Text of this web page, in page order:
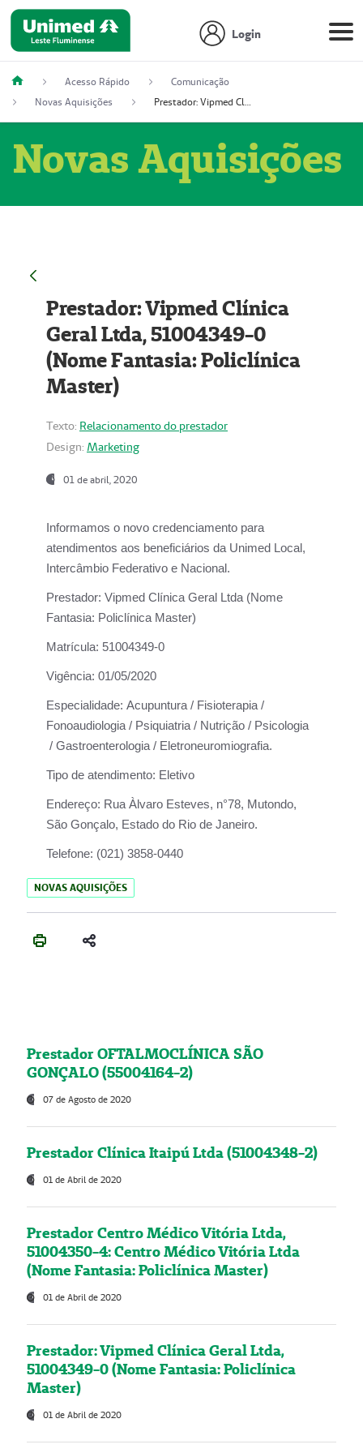
Login
Acesso Rápido
Comunicação
Novas Aquisições
Prestador: Vipmed Clínica Geral Ltda, 51004349-0 (Nome Fantasia: Policlínica Master)
Novas Aquisições
Prestador: Vipmed Clínica
Geral Ltda, 51004349-0
(Nome Fantasia: Policlínica
Master)
Texto: Relacionamento do prestador
Design: Marketing
01 de abril, 2020
Informamos o novo credenciamento para
atendimentos aos beneficiários da Unimed Local,
Intercâmbio Federativo e Nacional.
Prestador: Vipmed Clínica Geral Ltda (Nome
Fantasia: Policlínica Master)
Matrícula: 51004349-0
Vigência: 01/05/2020
Especialidade: Acupuntura / Fisioterapia /
Fonoaudiologia / Psiquiatria / Nutrição / Psicologia
/ Gastroenterologia / Eletroneuromiografia.
Tipo de atendimento: Eletivo
Endereço: Rua Àlvaro Esteves, n°78, Mutondo,
São Gonçalo, Estado do Rio de Janeiro.
Telefone: (021) 3858-0440
NOVAS AQUISIÇÕES
Prestador OFTALMOCLÍNICA SÃO
GONÇALO (55004164-2)
07 de Agosto de 2020
Prestador Clínica Itaipú Ltda (51004348-2)
01 de Abril de 2020
Prestador Centro Médico Vitória Ltda,
51004350-4: Centro Médico Vitória Ltda
(Nome Fantasia: Policlínica Master)
01 de Abril de 2020
Prestador: Vipmed Clínica Geral Ltda,
51004349-0 (Nome Fantasia: Policlínica
Master)
01 de Abril de 2020